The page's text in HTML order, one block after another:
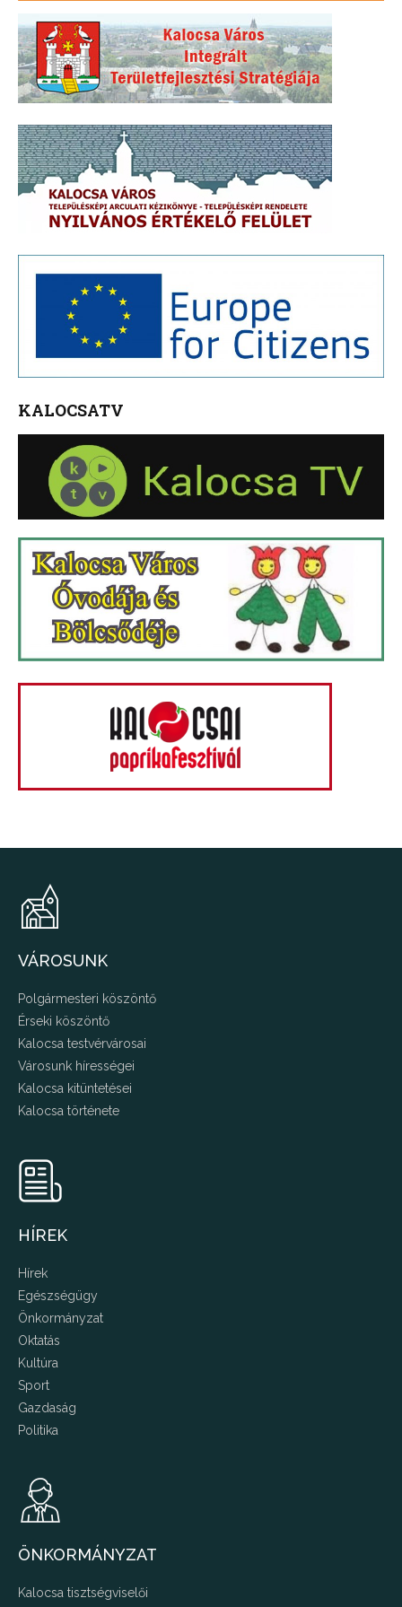
KALOCSATV
VÁROSUNK
Polgármesteri köszöntő
Érseki köszöntő
Kalocsa testvérvárosai
Városunk hírességei
Kalocsa kitüntetései
Kalocsa története
HÍREK
Hírek
Egészségügy
Önkormányzat
Oktatás
Kultúra
Sport
Gazdaság
Politika
ÖNKORMÁNYZAT
Kalocsa tisztségviselői